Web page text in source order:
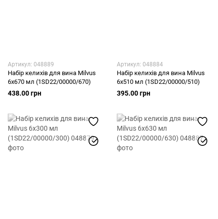
Артикул: 048889
Набір келихів для вина Milvus
6x670 мл (1SD22/00000/670)
438.00 грн
Артикул: 048884
Набір келихів для вина Milvus
6x510 мл (1SD22/00000/510)
395.00 грн